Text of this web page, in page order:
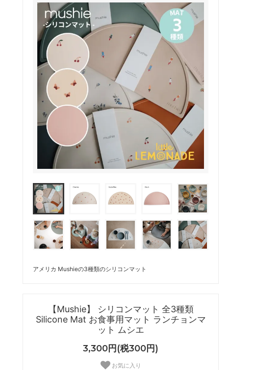
アメリカ Mushieの3種類のシリコンマット
【Mushie】 シリコンマット 全3種類
Silicone Mat お食事用マット ランチョンマ
ット ムシエ
3,300円(税300円)
お気に入り